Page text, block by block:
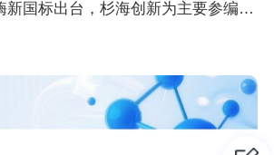
喜报！胶原蛋白酶新国标出台，杉海创新为主要参编单位